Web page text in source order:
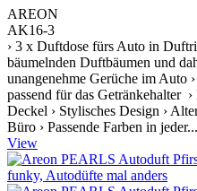
AREON
AK16-3
› 3 x Duftdose fürs Auto in
bäumelnden Duftbäumen und
unangenehme Gerüche im Auto
passend für das Getränkehalter
Deckel › Stylisches Design ›
Büro › Passende Farben in jeder...
View